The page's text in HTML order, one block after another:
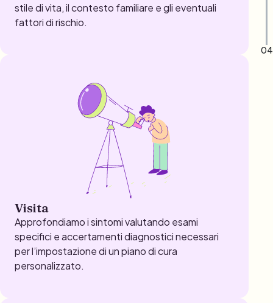
stile di vita, il contesto familiare e gli eventuali
fattori di rischio.
Visita
Approfondiamo i sintomi valutando esami
specifici e accertamenti diagnostici necessari
per l’impostazione di un piano di cura
personalizzato.
04